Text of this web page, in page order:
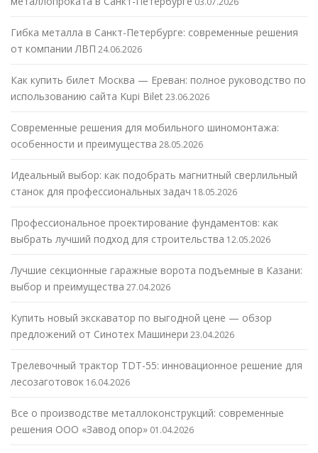
Гибка металла в Санкт-Петербурге: современные решения
от компании ЛВП 24.06.2026
Как купить билет Москва — Ереван: полное руководство по
использованию сайта Kupi Bilet23.06.2026
Современные решения для мобильного шиномонтажа:
особенности и преимущества 28.05.2026
Идеальный выбор: как подобрать магнитный сверлильный
станок для профессиональных задач 18.05.2026
Профессиональное проектирование фундаментов: как
выбрать лучший подход для строительства 12.05.2026
Лучшие секционные гаражные ворота подъемные в Казани:
выбор и преимущества 27.04.2026
Купить новый экскаватор по выгодной цене — обзор
предложений от Синотех Машинери 23.04.2026
Трелевочный трактор TDT-55: инновационное решение для
лесозаготовок 16.04.2026
Все о производстве металлоконструкций: современные
решения ООО «Завод опор» 01.04.2026